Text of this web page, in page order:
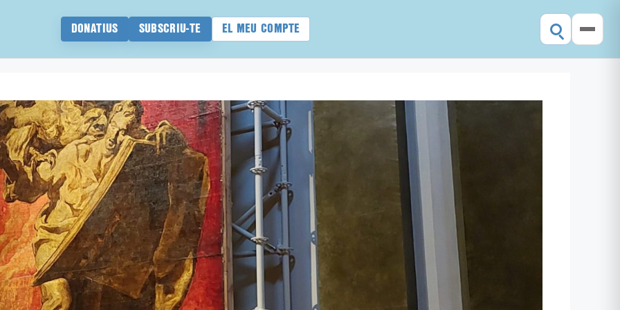
DONATIUS SUBSCRIU-TE EL MEU COMPTE